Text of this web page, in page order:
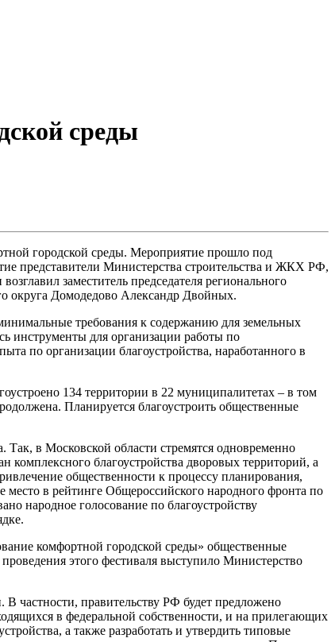
среды
городской среды. Мероприятие прошло под
представители Министерства строительства и ЖКХ РФ,
заместитель председателя регионального
округа Домодедово Александр Двойных.
требования к содержанию для земельных
инструменты для организации работы по
по организации благоустройства, наработанного в
134 территории в 22 муниципалитетах – в том
Планируется благоустроить общественные
Так, в Московской области стремятся одновременно
благоустройства дворовых территорий, а
общественности к процессу планирования,
место в рейтинге Общероссийского народного фронта по
народное голосование по благоустройству
комфортной городской среды» общественные
этого фестиваля выступило Министерство
частности, правительству РФ будет предложено
в федеральной собственности, и на прилегающих
а также разработать и утвердить типовые